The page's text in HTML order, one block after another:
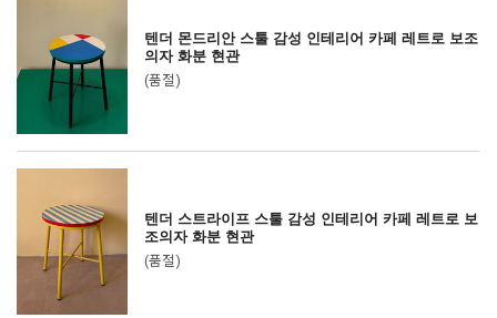
텐더 몬드리안 스툴 감성 인테리어 카페 레트로 보조
의자 화분 현관
(품절)
텐더 스트라이프 스툴 감성 인테리어 카페 레트로 보
조의자 화분 현관
(품절)